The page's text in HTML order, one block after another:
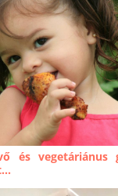
és vegetáriánus